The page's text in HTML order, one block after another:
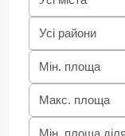
Усі райони